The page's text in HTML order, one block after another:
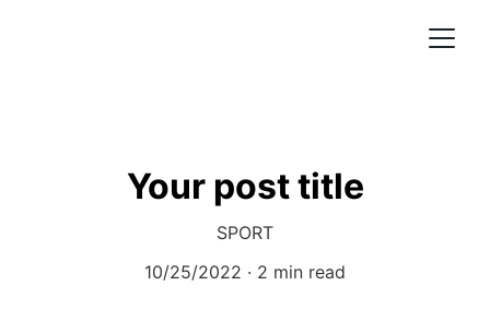
Your post title
SPORT
10/25/2022
2 min read